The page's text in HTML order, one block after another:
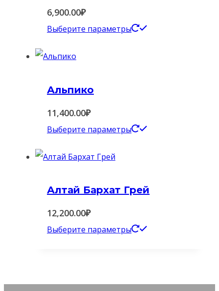
6,900.00₽
Выберите параметры
Этот
товара.
Альпико
11,400.00₽
Выберите параметры
Этот
вариаций.
товара.
Алтай Бархат Грей
12,200.00₽
Выберите параметры
Этот